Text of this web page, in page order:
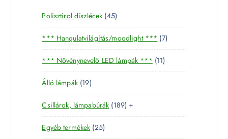
Polisztirol díszlécek 454
5
t
e
r
m
k
*** Hangulatvilágítás/moodlight *** 77
t
r
é
*** Növénynevelő LED lámpák *** 111
1
e
m
Álló lámpák 191
9
t
e
r
Csillárok, lámpabúrák 1891
8
+
Egyéb termékek 252